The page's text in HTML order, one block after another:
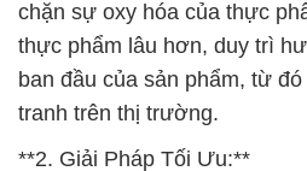
chặn sự oxy hóa của thực
thực phẩm lâu hơn, duy trì
ban đầu của sản phẩm, từ
tranh trên thị trường.
**2. Giải Pháp Tối Ưu:**